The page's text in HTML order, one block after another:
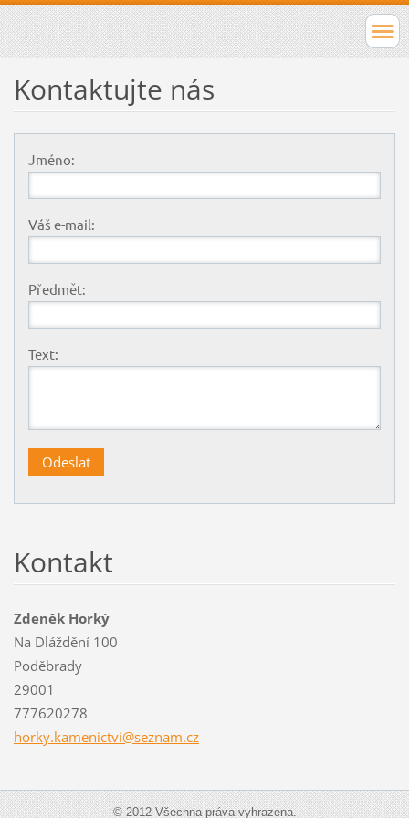
Kontaktujte nás
Jméno:
Váš e-mail:
Předmět:
Text:
Kontakt
Zdeněk Horký
Na Dláždění 100
Poděbrady
29001
777620278
horky.kamenictvi@seznam.cz
© 2012 Všechna práva vyhrazena.